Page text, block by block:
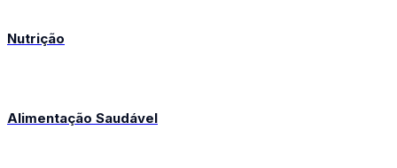
Nutrição
Alimentação Saudável